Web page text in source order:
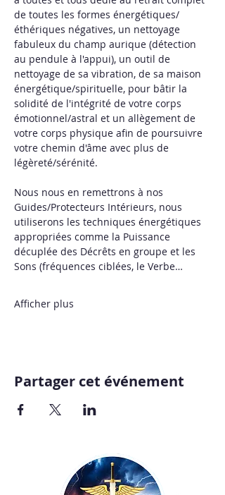
de toutes les formes énergétiques/
éthériques négatives, un nettoyage
fabuleux du champ aurique (détection
au pendule à l'appui), un outil de
nettoyage de sa vibration, de sa maison
énergétique/spirituelle, pour bâtir la
solidité de l'intégrité de votre corps
émotionnel/astral et un allègement de
votre corps physique afin de poursuivre
votre chemin d'âme avec plus de
légèreté/sérénité.
Nous nous en remettrons à nos
Guides/Protecteurs Intérieurs, nous
utiliserons les techniques énergétiques
appropriées comme la Puissance
décuplée des Décrêts en groupe et les
Sons (fréquences ciblées, le Verbe…
Afficher plus
Partager cet événement